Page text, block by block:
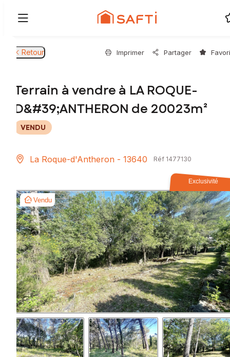
Retour Imprimer Partager
Terrain à vendre à LA ROQUE-
D&#39;ANTHERON de 20023m²
VENDU
La Roque-d'Antheron - 13640 Réf 1477130
Exclusivité
Vendu